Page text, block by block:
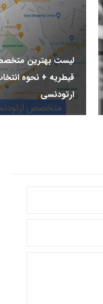
لیست بهترین
قیطریه + نحوه
ارتودنسی